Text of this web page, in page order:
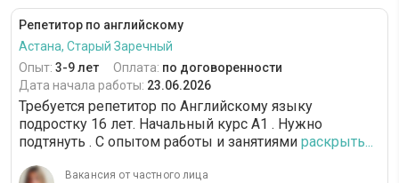
Репетитор по английскому
Астана, Старый Заречный
Опыт: 3-9 лет Оплата: по договоренности
Дата начала работы: 23.06.2026
Требуется репетитор по Английскому языку
подростку 16 лет. Начальный курс А1 . Нужно
подтянуть . С опытом работы и занятиями раскрыть...
Вакансия от частного лица